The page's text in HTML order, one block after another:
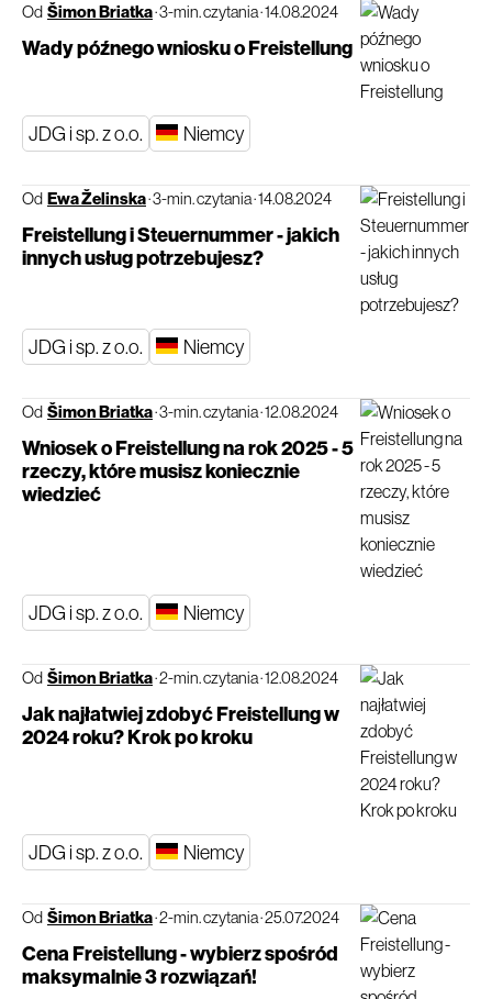
Od Šimon Briatka·3-min. czytania·14.08.2024
Wady późnego wniosku o Freistellung
JDG i sp. z o.o. Niemcy
Od Ewa Želinska·3-min. czytania·14.08.2024
Freistellung i Steuernummer - jakich
innych usług potrzebujesz?
JDG i sp. z o.o. Niemcy
Od Šimon Briatka·3-min. czytania·12.08.2024
Wniosek o Freistellung na rok 2025 - 5
rzeczy, które musisz koniecznie
wiedzieć
JDG i sp. z o.o. Niemcy
Od Šimon Briatka·2-min. czytania·12.08.2024
Jak najłatwiej zdobyć Freistellung w
2024 roku? Krok po kroku
JDG i sp. z o.o. Niemcy
Od Šimon Briatka·2-min. czytania·25.07.2024
Cena Freistellung - wybierz spośród
maksymalnie 3 rozwiązań!